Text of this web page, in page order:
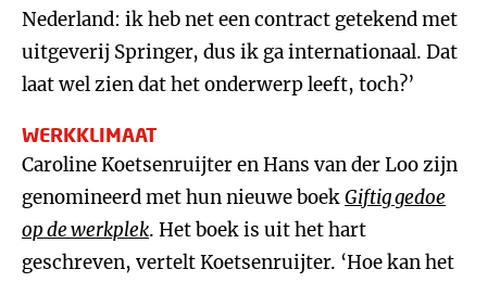
Nederland: ik heb net een contract getekend met
uitgeverij Springer, dus ik ga internationaal. Dat
laat wel zien dat het onderwerp leeft, toch?’
WERKKLIMAAT
Caroline Koetsenruijter en Hans van der Loo zijn
genomineerd met hun nieuwe boekGiftig gedoe
op de werkplek. Het boek is uit het hart
geschreven, vertelt Koetsenruijter. ‘Hoe kan het